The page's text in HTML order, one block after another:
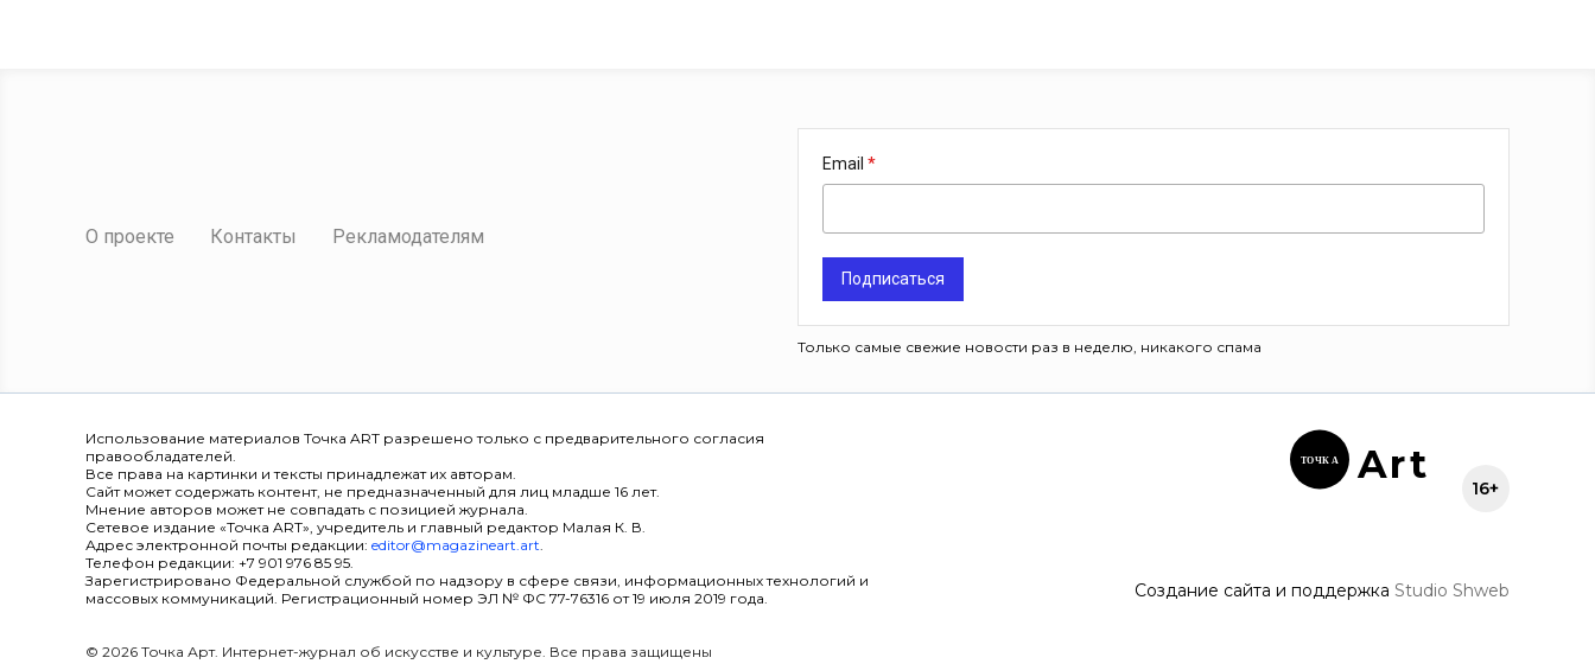
О проекте Контакты Рекламодателям
Email
Подписаться
Только самые свежие новости раз в неделю, никакого спама
Использование материалов Точка ART разрешено только с предварительного согласия
правообладателей.
Все права на картинки и тексты принадлежат их авторам.
Сайт может содержать контент, не предназначенный для лиц младше 16 лет.
Мнение авторов может не совпадать с позицией журнала.
Сетевое издание «Точка ART», учредитель и главный редактор Малая К. В.
Адрес электронной почты редакции: editor@magazineart.art.
Телефон редакции: +7 901 976 85 95.
Зарегистрировано Федеральной службой по надзору в сфере связи, информационных технологий и
массовых коммуникаций. Регистрационный номер ЭЛ № ФС 77-76316 от 19 июля 2019 года.
© 2026 Точка Арт. Интернет-журнал об искусстве и культуре. Все права защищены
ТОЧК А Art
16+
Создание сайта и поддержка Studio Shweb